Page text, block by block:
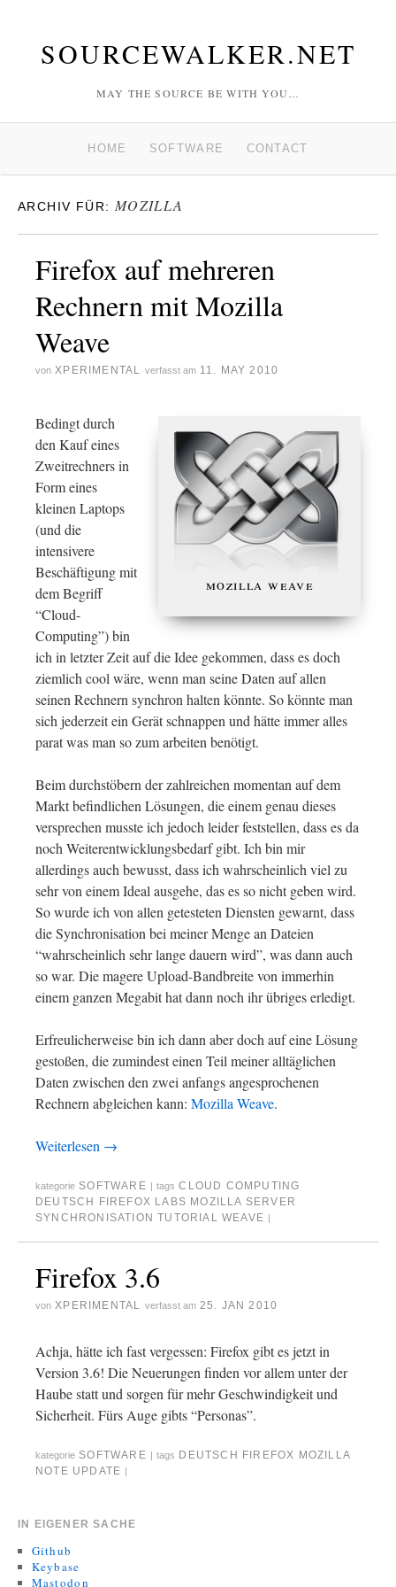
SOURCEWALKER.NET
MAY THE SOURCE BE WITH YOU…
HOME SOFTWARE CONTACT
ARCHIV FÜR: MOZILLA
Firefox auf mehreren
Rechnern mit Mozilla
Weave
von XPERIMENTAL verfasst am 11. MAY 2010
mozilla weave
Bedingt durch
den Kauf eines
Zweitrechners in
Form eines
kleinen Laptops
(und die
intensivere
Beschäftigung mit
dem Begriff
“Cloud-
Computing”) bin
ich in letzter Zeit auf die Idee gekommen, dass es doch
ziemlich cool wäre, wenn man seine Daten auf allen
seinen Rechnern synchron halten könnte. So könnte man
sich jederzeit ein Gerät schnappen und hätte immer alles
parat was man so zum arbeiten benötigt.
Beim durchstöbern der zahlreichen momentan auf dem
Markt befindlichen Lösungen, die einem genau dieses
versprechen musste ich jedoch leider feststellen, dass es da
noch Weiterentwicklungsbedarf gibt. Ich bin mir
allerdings auch bewusst, dass ich wahrscheinlich viel zu
sehr von einem Ideal ausgehe, das es so nicht geben wird.
So wurde ich von allen getesteten Diensten gewarnt, dass
die Synchronisation bei meiner Menge an Dateien
“wahrscheinlich sehr lange dauern wird”, was dann auch
so war. Die magere Upload-Bandbreite von immerhin
einem ganzen Megabit hat dann noch ihr übriges erledigt.
Erfreulicherweise bin ich dann aber doch auf eine Lösung
gestoßen, die zumindest einen Teil meiner alltäglichen
Daten zwischen den zwei anfangs angesprochenen
Rechnern abgleichen kann: Mozilla Weave.
Weiterlesen →
kategorie SOFTWARE | tags CLOUD COMPUTING
DEUTSCH
FIREFOX LABS MOZILLA SERVER
SYNCHRONISATION TUTORIAL WEAVE |
Firefox 3.6
von XPERIMENTAL verfasst am 25. JAN 2010
Achja, hätte ich fast vergessen: Firefox gibt es jetzt in
Version 3.6! Die Neuerungen finden vor allem unter der
Haube statt und sorgen für mehr Geschwindigkeit und
Sicherheit. Fürs Auge gibts “Personas”.
kategorie SOFTWARE | tags DEUTSCH FIREFOX MOZILLA
NOTE UPDATE |
IN EIGENER SACHE
Github
Keybase
Mastodon